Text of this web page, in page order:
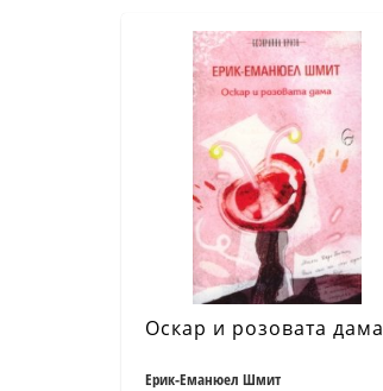
Оскар и розовата дама
Ерик-Еманюел Шмит